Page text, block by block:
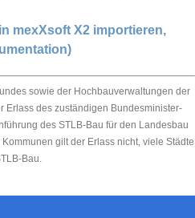
mexXsoft X2 importieren,
sowie der Hochbau­ver­wal­tungen der
Erlass des zu­ständigen Bundes­minis­ter­
des STLB-Bau für den Landes­bau
gilt der Erlass nicht, viele Städte
Bau.